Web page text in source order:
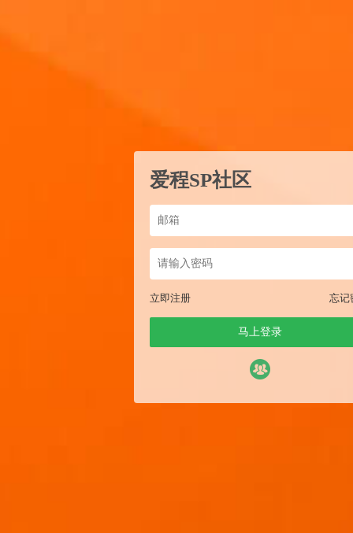
爱程SP社区
立即注册 忘记
马上登录